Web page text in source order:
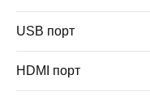
USB порт
HDMI порт